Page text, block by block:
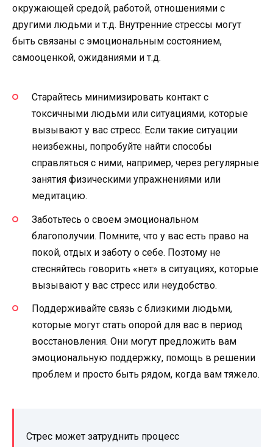
окружающей средой, работой, отношениями с
другими людьми и т.д. Внутренние стрессы могут
быть связаны с эмоциональным состоянием,
самооценкой, ожиданиями и т.д.
Старайтесь минимизировать контакт с
токсичными людьми или ситуациями, которые
вызывают у вас стресс. Если такие ситуации
неизбежны, попробуйте найти способы
справляться с ними, например, через регулярные
занятия физическими упражнениями или
медитацию.
Заботьтесь о своем эмоциональном
благополучии. Помните, что у вас есть право на
покой, отдых и заботу о себе. Поэтому не
стесняйтесь говорить «нет» в ситуациях, которые
вызывают у вас стресс или неудобство.
Поддерживайте связь с близкими людьми,
которые могут стать опорой для вас в период
восстановления. Они могут предложить вам
эмоциональную поддержку, помощь в решении
проблем и просто быть рядом, когда вам тяжело.
Стрес может затруднить процесс